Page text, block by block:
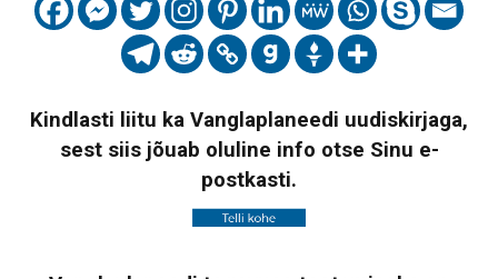
Kindlasti liitu ka Vanglaplaneedi uudiskirjaga,
sest siis jõuab oluline info otse Sinu e-
postkasti.